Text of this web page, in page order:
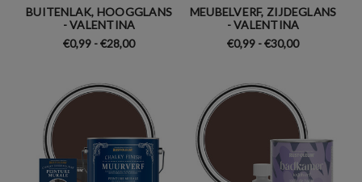
BUITENLAK, HOOGGLANS
- VALENTINA
€0,99 - €28,00
MEUBELVERF, ZIJDEGLANS
- VALENTINA
€0,99 - €30,00